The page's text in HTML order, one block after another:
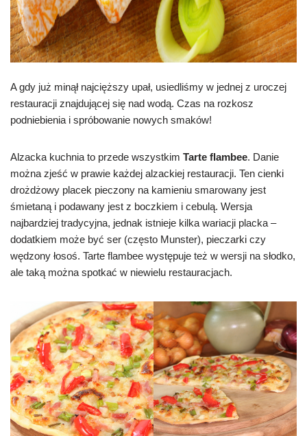
A gdy już minął najcięższy upał, usiedliśmy w jednej z uroczej
restauracji znajdującej się nad wodą. Czas na rozkosz
podniebienia i spróbowanie nowych smaków!
Alzacka kuchnia to przede wszystkim Tarte flambee. Danie
można zjeść w prawie każdej alzackiej restauracji. Ten cienki
drożdżowy placek pieczony na kamieniu smarowany jest
śmietaną i podawany jest z boczkiem i cebulą. Wersja
najbardziej tradycyjna, jednak istnieje kilka wariacji placka –
dodatkiem może być ser (często Munster), pieczarki czy
wędzony łosoś. Tarte flambee występuje też w wersji na słodko,
ale taką można spotkać w niewielu restauracjach.